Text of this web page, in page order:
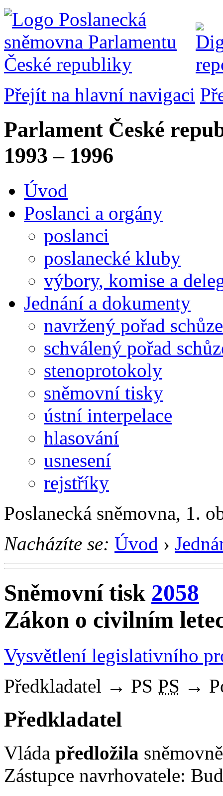
Přejít na hlavní navigaci
Parlament České
1993 – 1996
Úvod
Poslanci a orgány
poslanci
poslanecké kluby
výbory, komise a
Jednání a dokumenty
navržený pořad schůze
schválený pořad
stenoprotokoly
sněmovní tisky
ústní interpelace
hlasování
usnesení
rejstříky
Poslanecká sněmovna, 1.
Nacházíte se: Úvod ›
Sněmovní tisk 2058
Zákon o civilním
Vysvětlení legislativního
Předkladatel → PS PS →
Předkladatel
Vláda předložila
Zástupce navrhovatele: